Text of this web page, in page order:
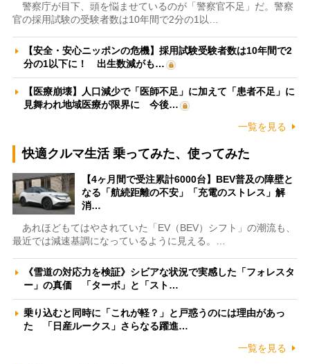
警察庁が目下、頭を悩ませているのが「警察官不足」だ。警察
官の採用試験の受験者数は10年間で2分の1以…
【安全・安心ニッポンの危機】採用試験受験者数は10年間で2
分の1以下に！ 出生数減がも…
【医療崩壊】人口減少で「医師不足」に加えて「患者不足」に
見舞われ地域医療が限界に 今後…
一覧を見る
快適クルマ生活 乗ってみた、使ってみた
【4ヶ月間で受注累計6000台】BEV普及の障壁と
なる「航続距離の不安」「充電のストレス」解
消…
あれほどもてはやされていた「EV（BEV）シフト」の潮流も、
最近では減速基調になっているように見える。…
《雪道の対応力を検証》シビアな状況で実感した「フォレスタ
ー」の真価 「ターボ」と「スト…
乗り込むと同時に「これが軽？」と戸惑うのには理由があっ
た 「日産ルークス」さらなる躍進…
一覧を見る